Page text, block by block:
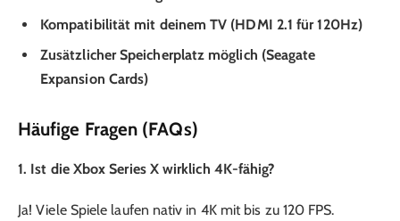
Kompatibilität mit deinem TV (HDMI 2.1 für 120Hz)
Zusätzlicher Speicherplatz möglich (Seagate
Expansion Cards)
Häufige Fragen (FAQs)
1. Ist die Xbox Series X wirklich 4K-fähig?
Ja! Viele Spiele laufen nativ in 4K mit bis zu 120 FPS.